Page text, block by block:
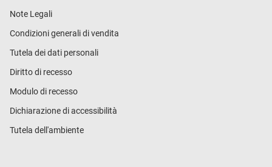
Note Legali
Condizioni generali di vendita
Tutela dei dati personali
Diritto di recesso
Modulo di recesso
Dichiarazione di accessibilità
Tutela dell'ambiente